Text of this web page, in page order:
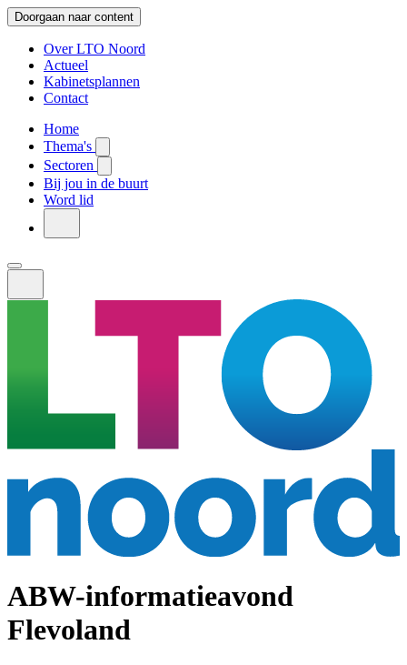
Doorgaan naar content
Over LTO Noord
Actueel
Kabinetsplannen
Contact
Home
Thema's
Sectoren
Bij jou in de buurt
Word lid
ABW-informatieavond
Flevoland